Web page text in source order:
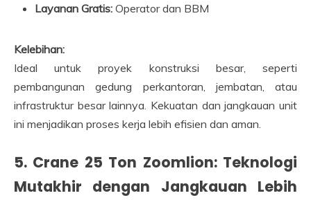
Layanan Gratis: Operator dan BBM
Kelebihan:
Ideal untuk proyek konstruksi besar, seperti
pembangunan gedung perkantoran, jembatan, atau
infrastruktur besar lainnya. Kekuatan dan jangkauan unit
ini menjadikan proses kerja lebih efisien dan aman.
5. Crane 25 Ton Zoomlion: Teknologi
Mutakhir dengan Jangkauan Lebih